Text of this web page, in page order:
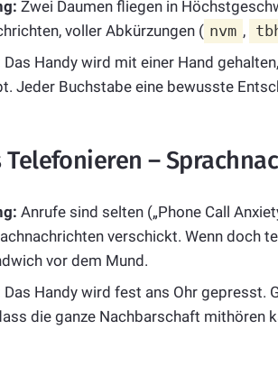
Zwei Daumen fliegen in
voller Abkürzungen ( nvm ,
Das Handy wird mit einer Hand
Jeder Buchstabe eine bewusste
Telefonieren –
Anrufe sind selten („Phone Call
verschickt. Wenn doch
vor dem Mund.
Das Handy wird fest ans Ohr gepresst.
die ganze Nachbarschaft mithören